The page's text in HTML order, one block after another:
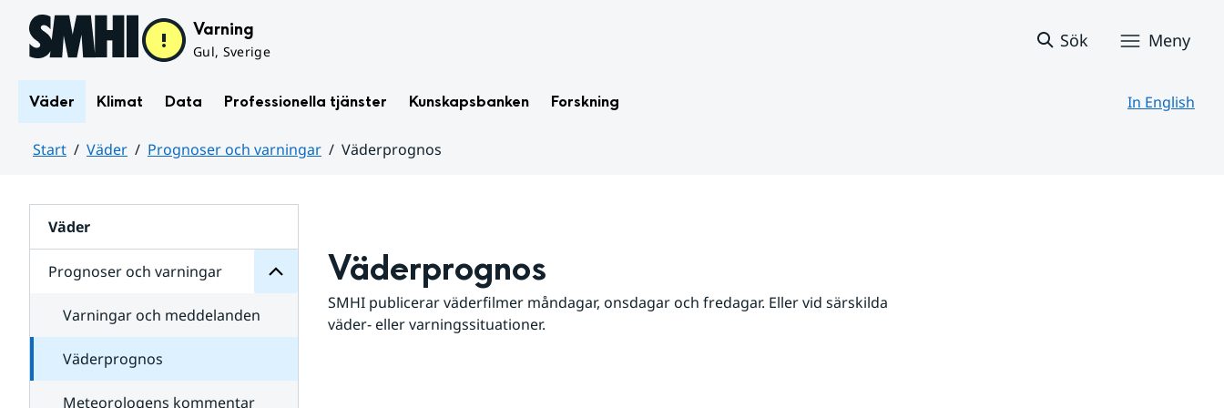
Hoppa till sidans innehåll Varning
Gul, Sverige
Sök Meny
Väder Klimat Data Professionella tjänster Kunskapsbanken Forskning In English
Start Väder Prognoser och varningar
Väderprognos
Väder
Prognoser och varningar
för
varningar
Varningar och meddelanden
Väderprognos
Meteorologens kommentar
Väderprognos
SMHI publicerar väderfilmer måndagar, onsdagar och fredagar. Eller vid särskilda
väder- eller varningssituationer.